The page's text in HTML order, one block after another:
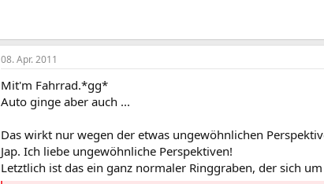
08. Apr. 2011
Mit'm Fahrrad.*gg*
Auto ginge aber auch ...
Das wirkt nur wegen der etwas ungewöhnlichen
Jap. Ich liebe ungewöhnliche Perspektiven!
Letztlich ist das ein ganz normaler Ringgraben, der sich